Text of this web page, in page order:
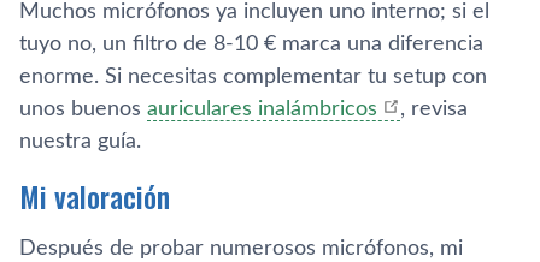
Muchos micrófonos ya incluyen uno interno; si el
tuyo no, un filtro de 8-10 € marca una diferencia
enorme. Si necesitas complementar tu setup con
unos buenos auriculares inalámbricos
, revisa
nuestra guía.
Mi valoración
Después de probar numerosos micrófonos, mi